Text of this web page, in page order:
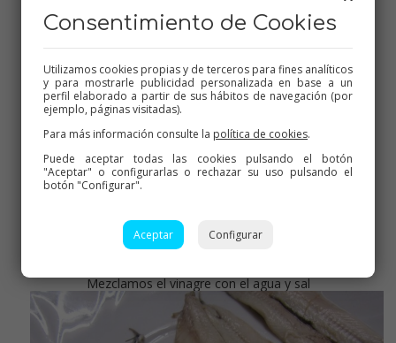
Mezclamos el vinagre con el agua y sal
Consentimiento de Cookies
Utilizamos cookies propias y de terceros para fines analíticos
y para mostrarle publicidad personalizada en base a un
perfil elaborado a partir de sus hábitos de navegación (por
ejemplo, páginas visitadas).
Para más información consulte la política de cookies.
Puede aceptar todas las cookies pulsando el botón
"Aceptar" o configurarlas o rechazar su uso pulsando el
botón "Configurar".
Aceptar Configurar